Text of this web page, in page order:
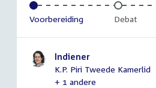
Voltooid:
Voorbereiding Onvoltooid:
Debat
Indiener
K.P. Piri Tweede Kamerlid
+ 1 andere